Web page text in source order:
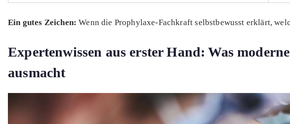
Ein gutes Zeichen: Wenn die Prophylaxe-Fachkraft selbstbewusst erklärt,
Expertenwissen aus erster Hand: Was
ausmacht